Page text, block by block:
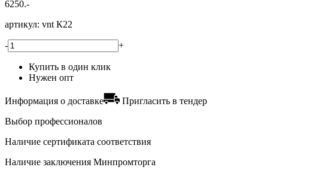
6250.-
артикул: vnt К22
- +
Купить в один клик
Нужен опт
Информация о доставке
Пригласить в тендер
Выбор профессионалов
Наличие сертификата соответствия
Наличие заключения Минпромторга